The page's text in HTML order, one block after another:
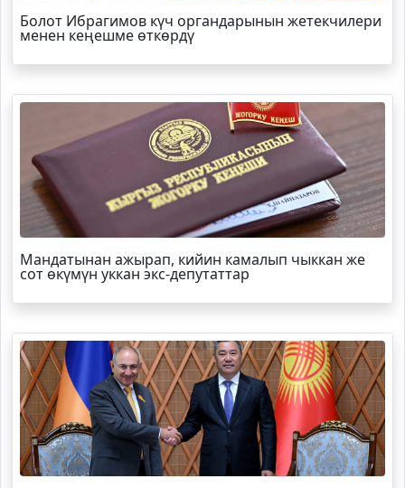
Болот Ибрагимов күч органдарынын жетекчилери
менен кеңешме өткөрдү
Мандатынан ажырап, кийин камалып чыккан же
сот өкүмүн уккан экс-депутаттар